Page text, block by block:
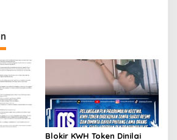
Blokir KWH Token Dinilai